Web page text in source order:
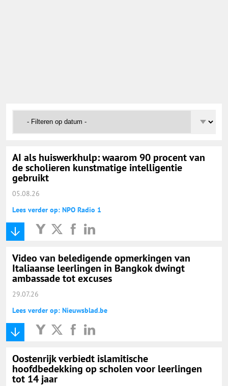
Yurls.net
AI als huiswerkhulp: waarom 90 procent van
de scholieren kunstmatige intelligentie
gebruikt
05.08.26
Lees verder op: NPO Radio 1
Video van beledigende opmerkingen van
Italiaanse leerlingen in Bangkok dwingt
ambassade tot excuses
29.07.26
Lees verder op: Nieuwsblad.be
Oostenrijk verbiedt islamitische
hoofdbedekking op scholen voor leerlingen
tot 14 jaar